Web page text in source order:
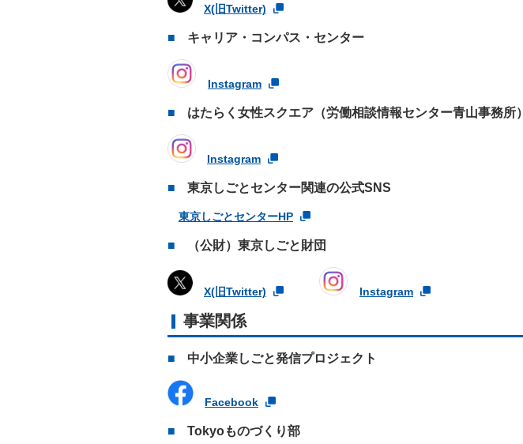
X(旧Twitter)
キャリア・コンパス・センター
Instagram
はたらく女性スクエア（労働相談情報センター青山事務所）
Instagram
東京しごとセンター関連の公式SNS
東京しごとセンターHP
（公財）東京しごと財団
X(旧Twitter) Instagram
事業関係
中小企業しごと発信プロジェクト
Facebook
Tokyoものづくり部